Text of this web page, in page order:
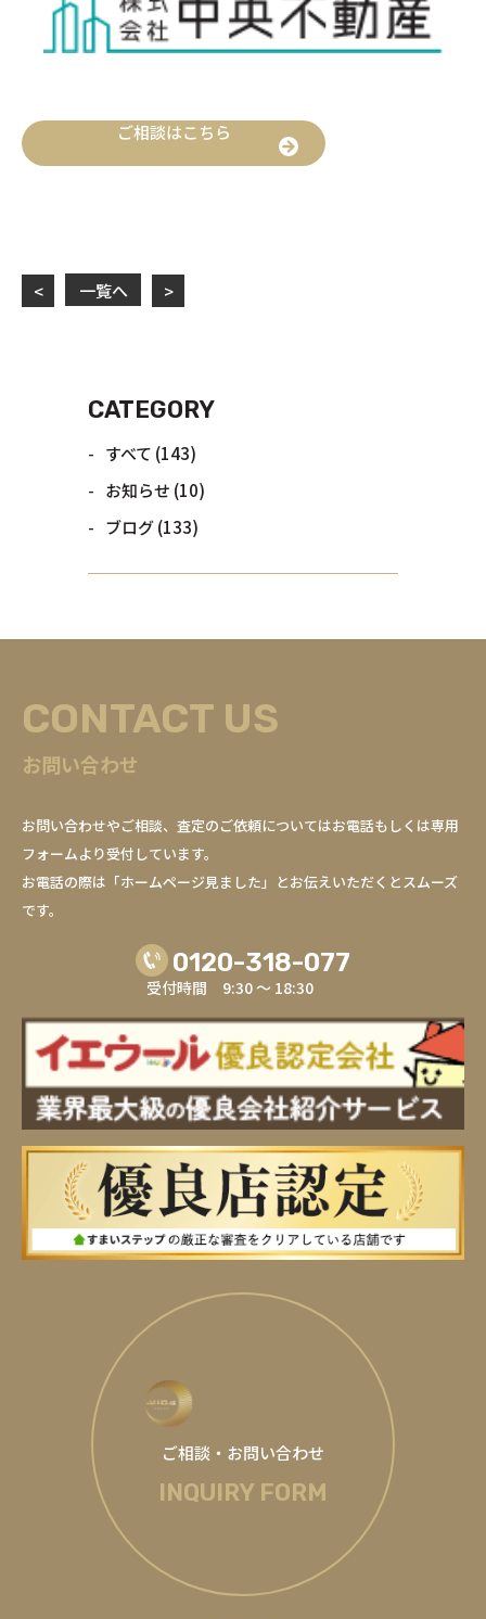
ご相談はこちら
< 一覧へ >
CATEGORY
すべて (143)
お知らせ (10)
ブログ(133)
CONTACT US
お問い合わせ
お問い合わせやご相談、査定のご依頼についてはお電話もしくは専用
フォームより受付しています。
お電話の際は「ホームページ見ました」とお伝えいただくとスムーズ
です。
0120-318-077
受付時間 9:30 ～ 18:30
ご相談・お問い合わせ
INQUIRY FORM